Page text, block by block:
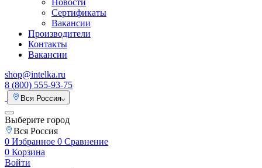
Новости
Сертификаты
Вакансии
Производители
Контакты
Вакансии
shop@intelka.ru
8 (800) 555-93-75
Вся Россия
Выберите город
Вся Россия
0 Избранное 0 Сравнение
0 Корзина
Войти